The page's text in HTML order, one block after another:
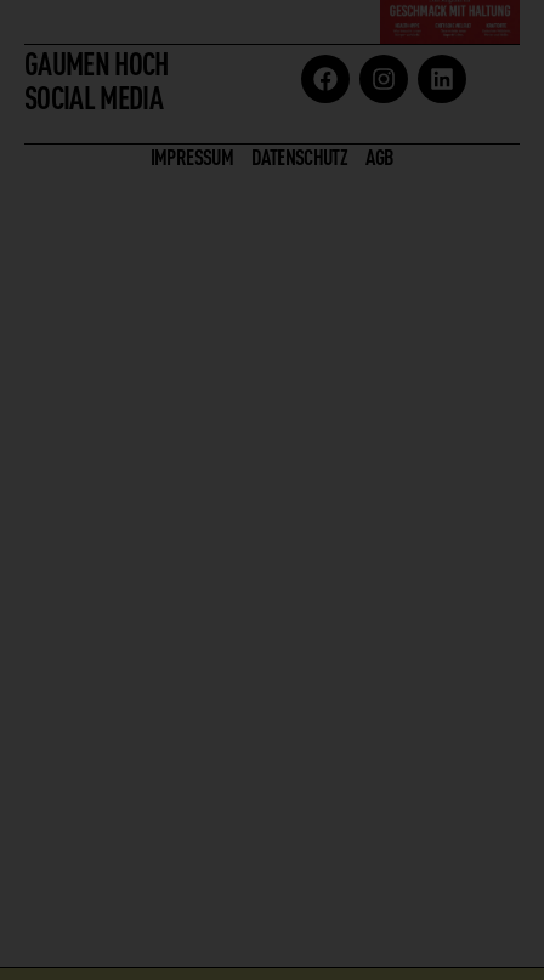
GAUMEN HOCH
SOCIAL MEDIA
IMPRESSUM DATENSCHUTZ AGB